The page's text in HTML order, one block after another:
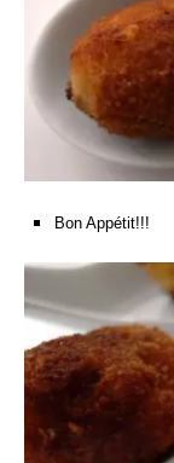
Bon Appétit!!!